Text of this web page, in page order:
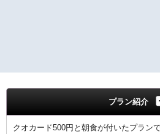
プラン紹介
クオカード500円と朝食が付いたプランで